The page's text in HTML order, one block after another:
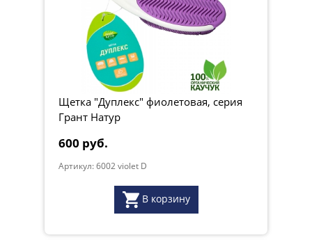
Щетка "Дуплекс" фиолетовая, серия
Грант Натур
600 руб.
Артикул: 6002 violet D
В корзину